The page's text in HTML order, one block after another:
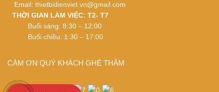
Email: thietbidienviet.vn@gmail.com
THỜI GIAN LÀM VIỆC: T2- T7
Buổi sáng: 8:30 – 12:00
Buổi chiều: 1:30 – 17:00
CÁM ƠN QUÝ KHÁCH GHÉ THĂM